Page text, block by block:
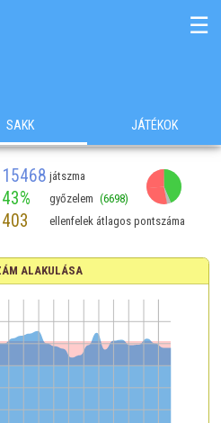
☰
SAKK JÁTÉKOK
15468 játszma
43% győzelem (6698)
403 ellenfelek átlagos pontszáma
ALAKULÁSA